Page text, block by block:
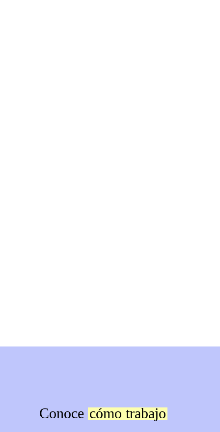
Conoce cómo trabajo